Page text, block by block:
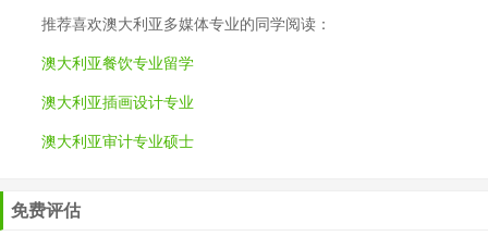
推荐喜欢澳大利亚多媒体专业的同学阅读：
澳大利亚餐饮专业留学
澳大利亚插画设计专业
澳大利亚审计专业硕士
免费评估